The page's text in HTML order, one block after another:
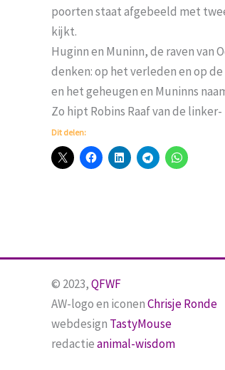
poorten staat afgebeeld met
kijkt.
Huginn en Muninn, de raven van
denken: op het verleden en op
en het geheugen en Muninns
Zo hipt Robins Raaf van de
Dit delen:
© 2023,QFWF
AW-logo en iconenChrisje Ronde
webdesign TastyMouse
redactieanimal-wisdom